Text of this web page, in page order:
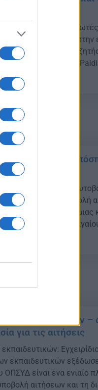
3.000
καλύψουν τα κενά
έντονες είναι οι
Ελπίδα Οικονομίδη-
αναμένεται να
ακόμα και σήμερα, με
για
Ελλάδα
εκπαιδευτικών
για υποβολή
Πρωτοβάθμιας
Αιγαίου, Νοτίου
ως Συντονιστές
εκπαιδευτικών
για τις αιτήσεις
εκπαιδευτικών:
εκπαιδευτικών
ΟΠΣΥΔ είναι ένα ενιαίο
αιτήσεων και τη